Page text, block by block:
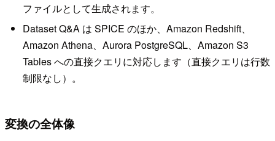
ファイルとして生成されます。
Dataset Q&A は SPICE のほか、Amazon Redshift、
Amazon Athena、Aurora PostgreSQL、Amazon S3
Tables への直接クエリに対応します（直接クエリは行数
制限なし）。
変換の全体像